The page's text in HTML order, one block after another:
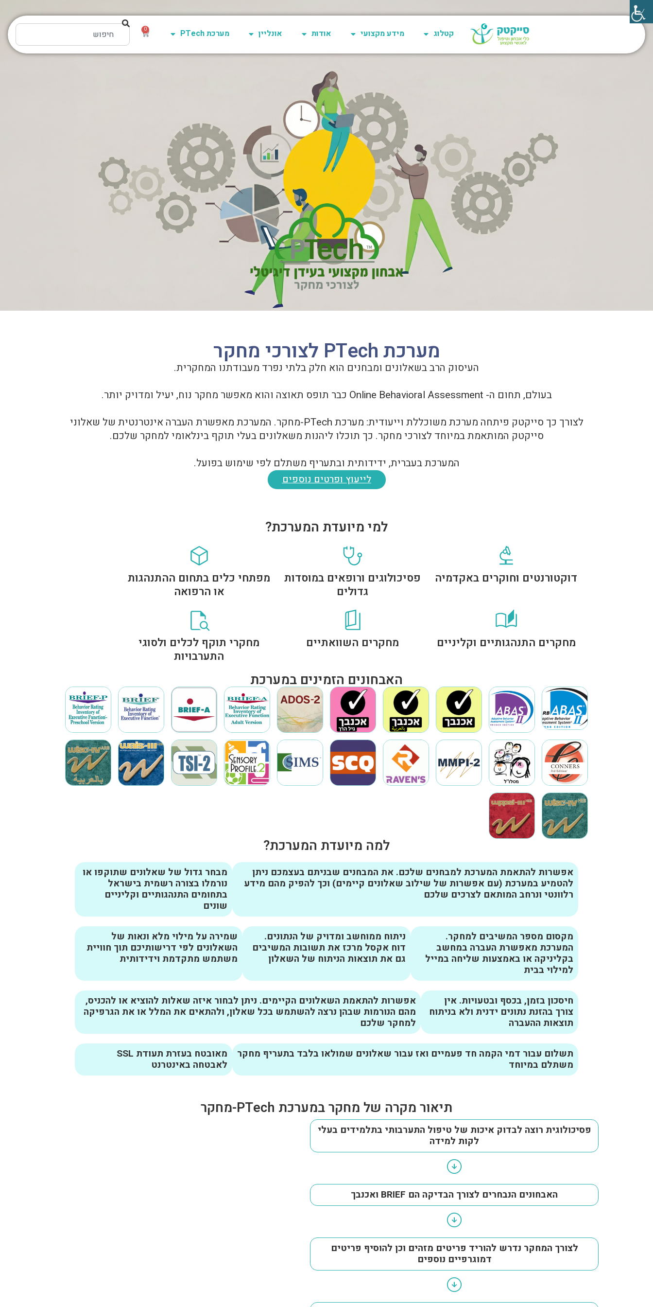
0 קטלוג מידע מקצועי אודות אונליין מערכת PTech
מערכת PTech לצורכי מחקר
העיסוק הרב בשאלונים ומבחנים הוא חלק בלתי נפרד מעבודתנו המחקרית.
בעולם, תחום ה- Online Behavioral Assessment כבר תופס תאוצה והוא מאפשר מחקר נוח, יעיל ומדויק יותר.
לצורך כך סייקטק פיתחה מערכת משוכללת וייעודית: מערכת PTech-מחקר. המערכת מאפשרת העברה אינטרנטית של שאלוני
סייקטק המותאמת במיוחד לצורכי מחקר. כך תוכלו ליהנות משאלונים בעלי תוקף בינלאומי למחקר שלכם.
המערכת בעברית, ידידותית ובתעריף משתלם לפי שימוש בפועל.
לייעוץ ופרטים נוספים
למי מיועדת המערכת?
דוקטורנטים וחוקרים באקדמיה
פסיכולוגים ורופאים במוסדות
גדולים
מפתחי כלים בתחום ההתנהגות
או הרפואה
מחקרים התנהגותיים וקליניים מחקרים השוואתיים
מחקרי תוקף לכלים ולסוגי
התערבויות
האבחונים הזמינים במערכת
למה מיועדת המערכת?
מבחר גדול של שאלונים שתוקפו או
נורמלו בצורה רשמית בישראל
בתחומים התנהגותיים וקליניים
שונים
אפשרות להתאמת המערכת למבחנים שלכם. את המבחנים שבניתם בעצמכם ניתן
להטמיע במערכת (עם אפשרות של שילוב שאלונים קיימים) וכך להפיק מהם מידע
רלוונטי ונרחב המותאם לצרכים שלכם
שמירה על מילוי מלא ונאות של
השאלונים לפי דרישותיכם תוך חוויית
משתמש מתקדמת וידידותית
ניתוח ממוחשב ומדויק של הנתונים.
דוח אקסל מרכז את תשובות המשיבים
גם את תוצאות הניתוח של השאלון
מקסום מספר המשיבים למחקר.
המערכת מאפשרת העברה במחשב
בקליניקה או באמצעות שליחה במייל
למילוי בבית
אפשרות להתאמת השאלונים הקיימים. ניתן לבחור איזה שאלות להוציא או להכניס,
מהם הנורמות שבהן נרצה להשתמש בכל שאלון, ולהתאים את המלל או את הגרפיקה
למחקר שלכם
חיסכון בזמן, בכסף ובטעויות. אין
צורך בהזנת נתונים ידנית ולא בניתוח
תוצאות ההעברה
מאובטח בעזרת תעודת SSL
לאבטחה באינטרנט
תשלום עבור דמי הקמה חד פעמיים ואז עבור שאלונים שמולאו בלבד בתעריף מחקר
משתלם במיוחד
תיאור מקרה של מחקר במערכת PTech-מחקר
פסיכולוגית רוצה לבדוק איכות של טיפול התערבותי בתלמידים בעלי
לקות למידה
האבחונים הנבחרים לצורך הבדיקה הם BRIEF ואכנבך
לצורך המחקר נדרש להוריד פריטים מזהים וכן להוסיף פריטים
דמוגרפיים נוספים